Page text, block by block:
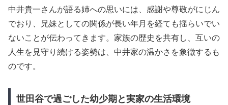
中井貴一さんが語る姉への思いには、感謝や尊敬がにじん
でおり、兄妹としての関係が長い年月を経ても揺らいでい
ないことが伝わってきます。家族の歴史を共有し、互いの
人生を見守り続ける姿勢は、中井家の温かさを象徴するも
のです。
世田谷で過ごした幼少期と実家の生活環境